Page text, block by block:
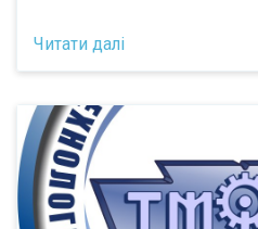
Читати далі